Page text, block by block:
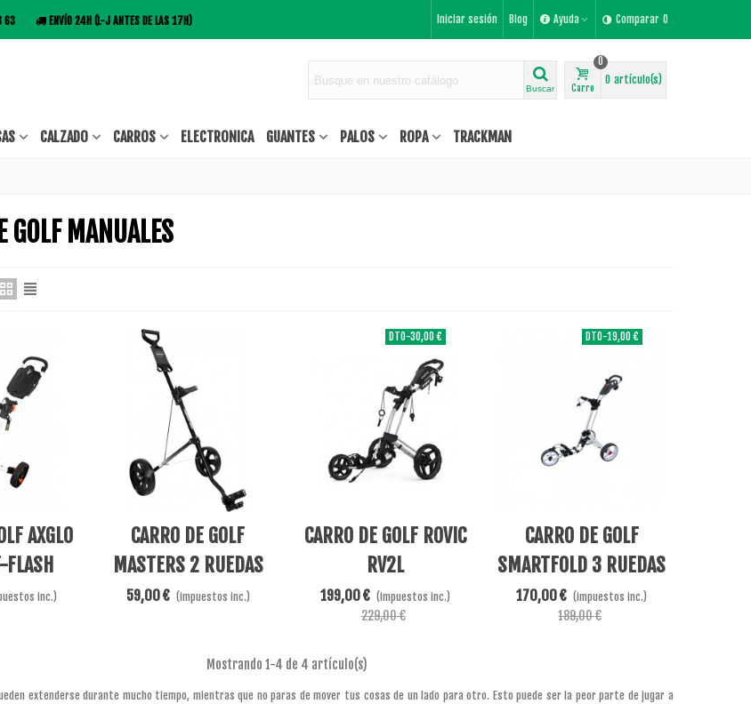
63 ENVÍO 24H (L-J ANTES DE LAS 17H) Iniciar sesión Blog Ayuda Comparar 0
Buscar Carro
0
0 artículo(s)
CALZADO CARROS ELECTRONICA GUANTES PALOS ROPA TRACKMAN
GOLF MANUALES
AXGLO
inc.)
Añadir Al Carrito
CARRO DE GOLF
MASTERS 2 RUEDAS
59,00 € (impuestos inc.)
DTO-30,00 €
Ver Más
CARRO DE GOLF ROVIC
RV2L
199,00 € (impuestos inc.)
229,00 €
DTO-19,00 €
Añadir Al Carrito
CARRO DE GOLF
SMARTFOLD 3 RUEDAS
BLANCO
170,00 € (impuestos inc.)
189,00 €
Mostrando 1-4 de 4 artículo(s)
extenderse durante mucho tiempo, mientras que no paras de mover tus cosas de un lado para otro. Esto puede ser la peor parte de jugar a